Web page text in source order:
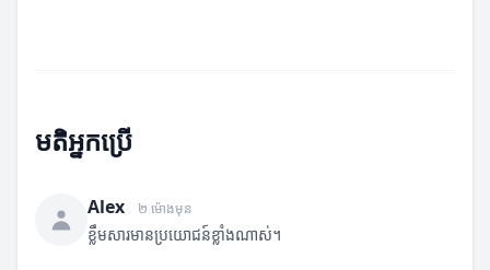
មតិអ្នកប្រើ
Alex ២ ម៉ោងមុន
ខ្លឹមសារមានប្រយោជន៍ខ្លាំងណាស់។